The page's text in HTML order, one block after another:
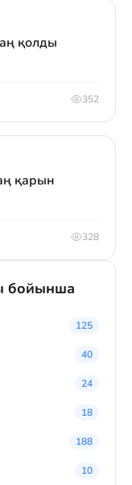
қолды
352
қарын
328
бойынша
125
40
24
18
188
10